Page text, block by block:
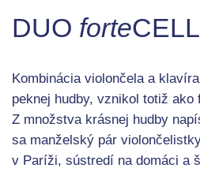
DUO forte
Kombinácia violončela a
peknej hudby, vznikol totiž
Z množstva krásnej hudby
sa manželský pár
v Paríži, sústredí na domáci a